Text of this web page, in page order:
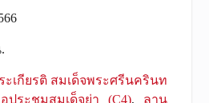
ะเกียรติ สมเด็จพระศรีนครินท
ประชุมสมเด็จย่า (C4), ลาน